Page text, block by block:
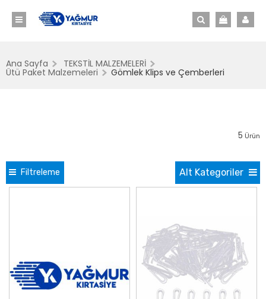
Ana Sayfa TEKSTİL MALZEMELERİ
Ütü Paket Malzemeleri Gömlek Klips ve Çemberleri
5 Ürün
Filtreleme Alt Kategoriler